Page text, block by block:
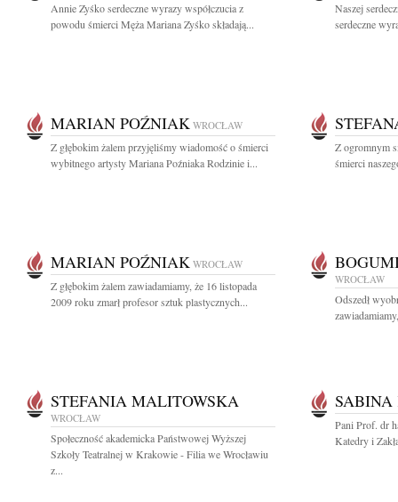
Annie Zyśko serdeczne wyrazy współczucia z
powodu śmierci Męża Mariana Zyśko składają...
Naszej
serdeczne
MARIAN POŹNIAK WROCŁAW
Z głębokim żalem przyjęliśmy wiadomość o śmierci
wybitnego artysty Mariana Poźniaka Rodzinie i...
Z ogromnym
śmierci
MARIAN POŹNIAK WROCŁAW
Z głębokim żalem zawiadamiamy, że 16 listopada
2009 roku zmarł profesor sztuk plastycznych...
WROCŁAW
Odszedł
STEFANIA MALITOWSKA
WROCŁAW
Społeczność akademicka Państwowej Wyższej
Szkoły Teatralnej w Krakowie - Filia we Wrocławiu
z...
Pani Prof. dr
Katedry i